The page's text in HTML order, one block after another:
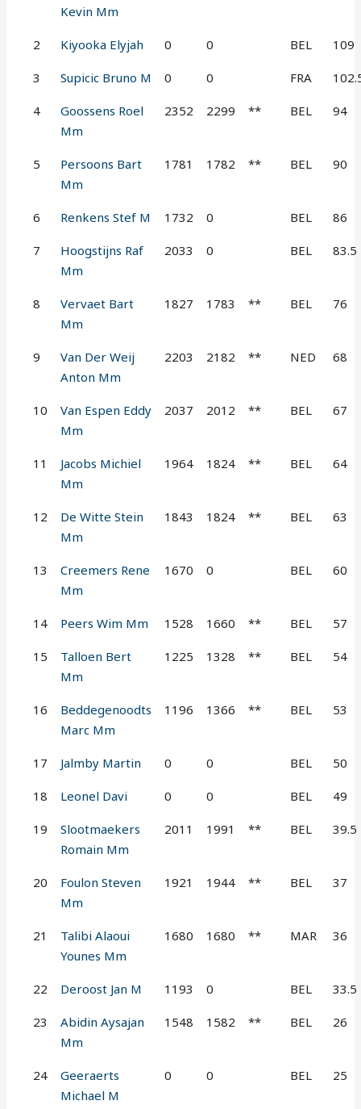
Kevin Mm
2 Kiyooka Elyjah 0 0 BEL 109
3 Supicic Bruno M 0 0 FRA
4
Goossens Roel
Mm
2352 2299 ** BEL 94
5
Persoons Bart
Mm
1781 1782 ** BEL 90
6 Renkens Stef M 1732 0 BEL 86
7
Hoogstijns Raf
Mm
2033 0 BEL 83.5
8
Vervaet Bart
Mm
1827 1783 ** BEL 76
9
Van Der Weij
Anton Mm
2203 2182 ** NED 68
10
Van Espen Eddy
Mm
2037 2012 ** BEL 67
11
Jacobs Michiel
Mm
1964 1824 ** BEL 64
12
De Witte Stein
Mm
1843 1824 ** BEL 63
13
Creemers Rene
Mm
1670 0 BEL 60
14 Peers Wim Mm 1528 1660 ** BEL 57
15
Talloen Bert
Mm
1225 1328 ** BEL 54
16
Beddegenoodts
Marc Mm
1196 1366 ** BEL 53
17 Jalmby Martin 0 0 BEL 50
18 Leonel Davi 0 0 BEL 49
19
Slootmaekers
Romain Mm
2011 1991 ** BEL 39.5
20
Foulon Steven
Mm
1921 1944 ** BEL 37
21
Talibi Alaoui
Younes Mm
1680 1680 ** MAR 36
22 Deroost Jan M 1193 0 BEL 33.5
23
Abidin Aysajan
Mm
1548 1582 ** BEL 26
24
Geeraerts
Michael M
0 0 BEL 25